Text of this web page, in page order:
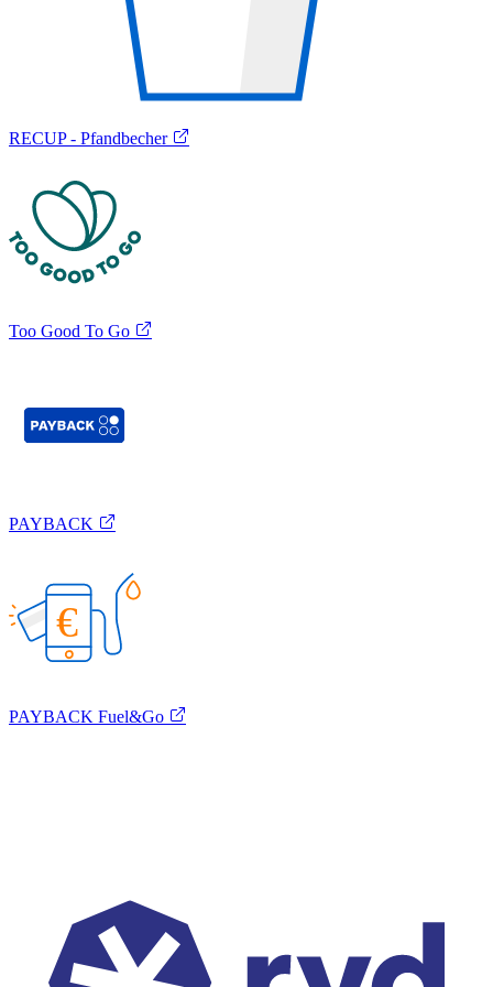
RECUP - Pfandbecher
Too Good To Go
PAYBACK
€
PAYBACK Fuel&Go